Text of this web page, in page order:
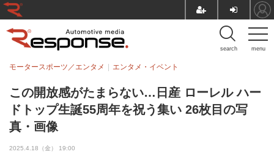
menu
search
この開放感がたまらない…日産 ローレル ハー
ドトップ生誕55周年を祝う集い 26枚目の写
真・画像
モータースポーツ／エンタメ エンタメ・イベント
2025.4.18（金） 19:00